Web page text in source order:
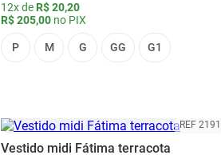
12x de R$ 20,20
R$ 205,00 no PIX
P M G GG G1
REF 2191
Vestido midi Fátima terracota